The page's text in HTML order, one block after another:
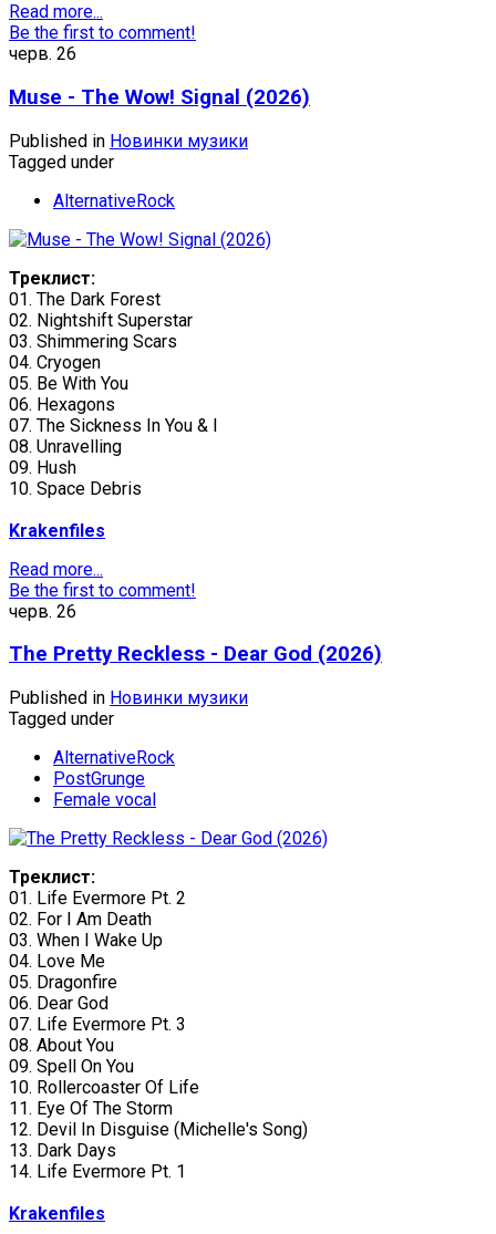
Read more...
Be the first to comment!
черв. 26
Muse - The Wow! Signal (2026)
Published in Новинки музики
Tagged under
AlternativeRock
Треклист:
01. The Dark Forest
02. Nightshift Superstar
03. Shimmering Scars
04. Cryogen
05. Be With You
06. Hexagons
07. The Sickness In You & I
08. Unravelling
09. Hush
10. Space Debris
Krakenfiles
Read more...
Be the first to comment!
черв. 26
The Pretty Reckless - Dear God (2026)
Published in Новинки музики
Tagged under
AlternativeRock
PostGrunge
Female vocal
Треклист:
01. Life Evermore Pt. 2
02. For I Am Death
03. When I Wake Up
04. Love Me
05. Dragonfire
06. Dear God
07. Life Evermore Pt. 3
08. About You
09. Spell On You
10. Rollercoaster Of Life
11. Eye Of The Storm
12. Devil In Disguise (Michelle's Song)
13. Dark Days
14. Life Evermore Pt. 1
Krakenfiles